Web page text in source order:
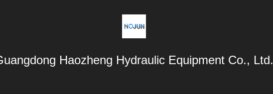
Haozheng Hydraulic Equipment Co., Ltd.